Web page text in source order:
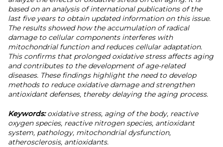
based on an analysis of international publications of the
last five years to obtain updated information on this issue.
The results showed how the accumulation of radical
damage to cellular components interferes with
mitochondrial function and reduces cellular adaptation.
This confirms that prolonged oxidative stress affects aging
and contributes to the development of age-related
diseases. These findings highlight the need to develop
methods to reduce oxidative damage and strengthen
antioxidant defenses, thereby delaying the aging process.
Keywords:oxidative stress, aging of the body, reactive
oxygen species, reactive nitrogen species, antioxidant
system, pathology, mitochondrial dysfunction,
atherosclerosis, antioxidants.